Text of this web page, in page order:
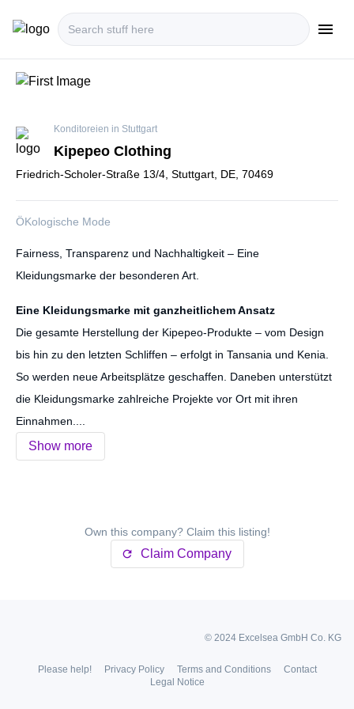
menu
Konditoreien in Stuttgart
Kipepeo Clothing
Friedrich-Scholer-Straße 13/4, Stuttgart, DE, 70469
ÖKologische Mode
Fairness, Transparenz und Nachhaltigkeit – Eine
Kleidungsmarke der besonderen Art.
Eine Kleidungsmarke mit ganzheitlichem Ansatz
Die gesamte Herstellung der Kipepeo-Produkte – vom Design
bis hin zu den letzten Schliffen – erfolgt in Tansania und Kenia.
So werden neue Arbeitsplätze geschaffen. Daneben unterstützt
die Kleidungsmarke zahlreiche Projekte vor Ort mit ihren
Einnahmen....
Show more
Own this company? Claim this listing!
refresh Claim Company
© 2024 Excelsea GmbH Co. KG
Please help! Privacy Policy Terms and Conditions
Contact
Legal Notice